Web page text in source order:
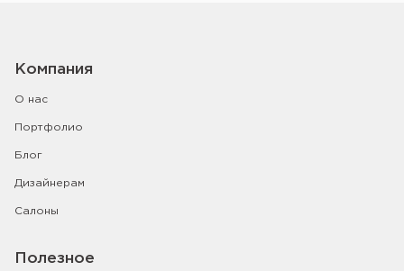
Компания
О нас
Портфолио
Блог
Дизайнерам
Салоны
Полезное